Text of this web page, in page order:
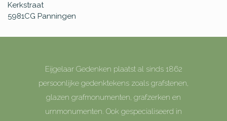
Kerkstraat
5981CG Panningen
Eijgelaar Gedenken plaatst al sinds 1862
persoonlijke gedenktekens zoals grafstenen,
glazen grafmonumenten, grafzerken en
urnmonumenten. Ook gespecialiseerd in